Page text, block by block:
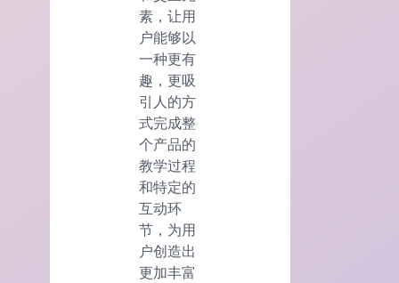
素，让用
户能够以
一种更有
趣，更吸
引人的方
式完成整
个产品的
教学过程
和特定的
互动环
节，为用
户创造出
更加丰富